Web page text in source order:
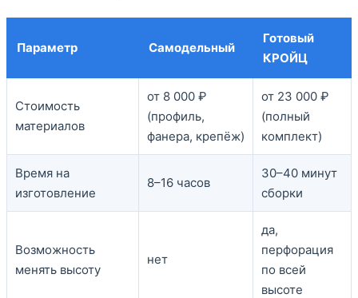
Параметр Самодельный
Готовый
КРОЙЦ
Стоимость
материалов
от 8 000 ₽
(профиль,
фанера, крепёж)
от 23 000 ₽
(полный
комплект)
Время на
изготовление
8–16 часов
30–40 минут
сборки
Возможность
менять высоту
нет
да,
перфорация
по всей
высоте